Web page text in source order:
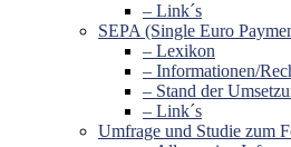
– Link´s
SEPA (Single Euro
– Lexikon
– Informationen/
– Stand der
– Link´s
Umfrage und Studie zum